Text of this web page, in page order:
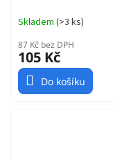
Skladem (>3 ks)
87 Kč bez DPH
105 Kč
Do košíku